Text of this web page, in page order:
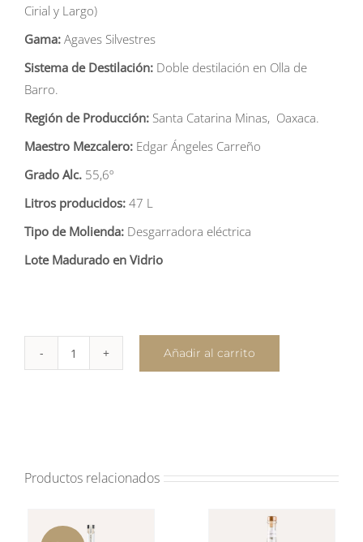
Cirial y Largo)
Gama: Agaves Silvestres
Sistema de Destilación: Doble destilación en Olla de
Barro.
Región de Producción: Santa Catarina Minas, Oaxaca.
Maestro Mezcalero: Edgar Ángeles Carreño
Grado Alc. 55,6º
Litros producidos: 47 L
Tipo de Molienda: Desgarradora eléctrica
Lote Madurado en Vidrio
Real
cantidad
Añadir al carrito
Productos relacionados